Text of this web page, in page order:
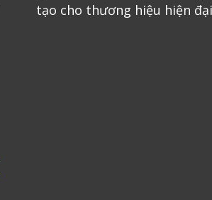
tạo cho thương hiệu hiện